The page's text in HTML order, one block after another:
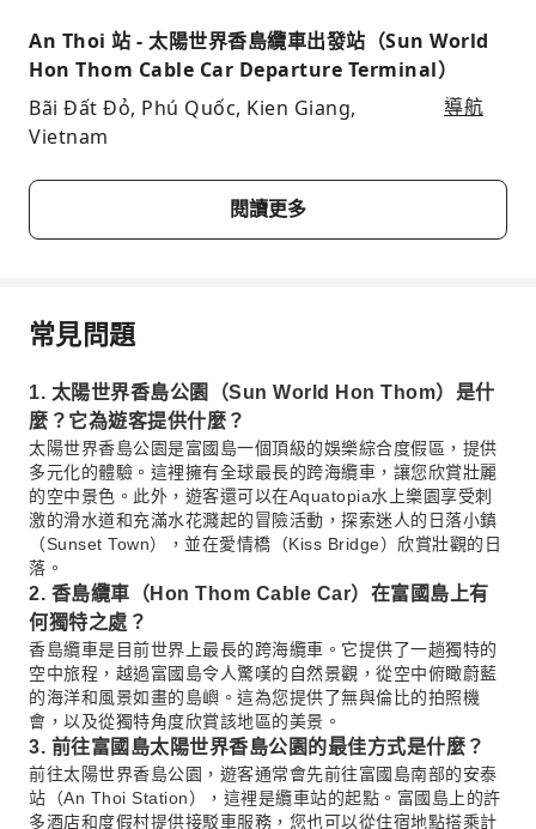
An Thoi 站 - 太陽世界香島纜車出發站（Sun World
Hon Thom Cable Car Departure Terminal）
Bãi Đất Đỏ, Phú Quốc, Kien Giang,
Vietnam
導航
閱讀更多
常見問題
1. 太陽世界香島公園（Sun World Hon Thom）是什
麼？它為遊客提供什麼？
太陽世界香島公園是富國島一個頂級的娛樂綜合度假區，提供
多元化的體驗。這裡擁有全球最長的跨海纜車，讓您欣賞壯麗
的空中景色。此外，遊客還可以在Aquatopia水上樂園享受刺
激的滑水道和充滿水花濺起的冒險活動，探索迷人的日落小鎮
（Sunset Town），並在愛情橋（Kiss Bridge）欣賞壯觀的日
落。
2. 香島纜車（Hon Thom Cable Car）在富國島上有
何獨特之處？
香島纜車是目前世界上最長的跨海纜車。它提供了一趟獨特的
空中旅程，越過富國島令人驚嘆的自然景觀，從空中俯瞰蔚藍
的海洋和風景如畫的島嶼。這為您提供了無與倫比的拍照機
會，以及從獨特角度欣賞該地區的美景。
3. 前往富國島太陽世界香島公園的最佳方式是什麼？
前往太陽世界香島公園，遊客通常會先前往富國島南部的安泰
站（An Thoi Station），這裡是纜車站的起點。富國島上的許
多酒店和度假村提供接駁車服務，您也可以從住宿地點搭乘計